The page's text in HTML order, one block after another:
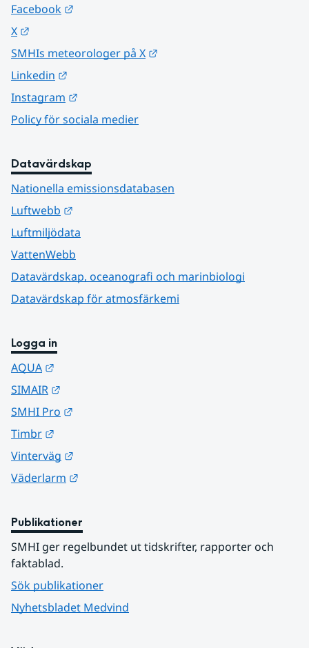
Facebook
X
SMHIs meteorologer på X
Linkedin
Instagram
Policy för sociala medier
Datavärdskap
Nationella emissionsdatabasen
Luftwebb
Luftmiljödata
VattenWebb
Datavärdskap, oceanografi och marinbiologi
Datavärdskap för atmosfärkemi
Logga in
AQUA
SIMAIR
SMHI Pro
Timbr
Vinterväg
Väderlarm
Publikationer
SMHI ger regelbundet ut tidskrifter, rapporter och
faktablad.
Sök publikationer
Nyhetsbladet Medvind